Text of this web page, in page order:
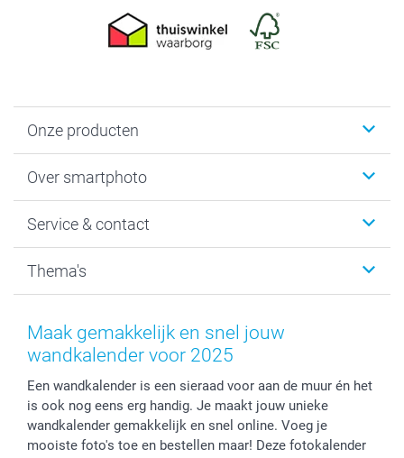
Onze producten
Fotoboeken
Fotocadeaus
Kaarten
Over smartphoto
Vacatures
Bestelproces
Herroepingsrecht
Privacy
Reviews
Prijslijst
Investor Relations
Service & contact
Tevredenheidsgarantie
Mijn orderstatus
smartbonus
service@smartphoto.nl
Affiliate partnerprogramma
Partnerships
Thema's
Baby
Moederdag
Huwelijk
Maak gemakkelijk en snel jouw
wandkalender voor 2025
Een wandkalender is een sieraad voor aan de muur én het
is ook nog eens erg handig. Je maakt jouw unieke
wandkalender gemakkelijk en snel online. Voeg je
mooiste foto's toe en bestellen maar! Deze fotokalender